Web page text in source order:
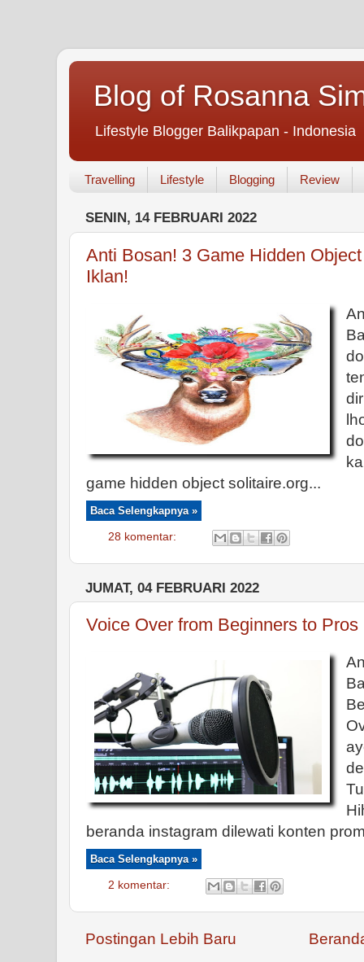
Blog of Rosanna
Lifestyle Blogger Balikpapan - Indonesia
Travelling Lifestyle Blogging Review
SENIN, 14 FEBRUARI 2022
Anti Bosan! 3 Game Hidden
Iklan!
game hidden object solitaire.org...
Baca Selengkapnya »
28 komentar:
JUMAT, 04 FEBRUARI 2022
Voice Over from Beginners to Pros
beranda instagram dilewati konten
Baca Selengkapnya »
2 komentar:
Postingan Lebih Baru